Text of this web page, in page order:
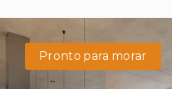
Pronto para morar